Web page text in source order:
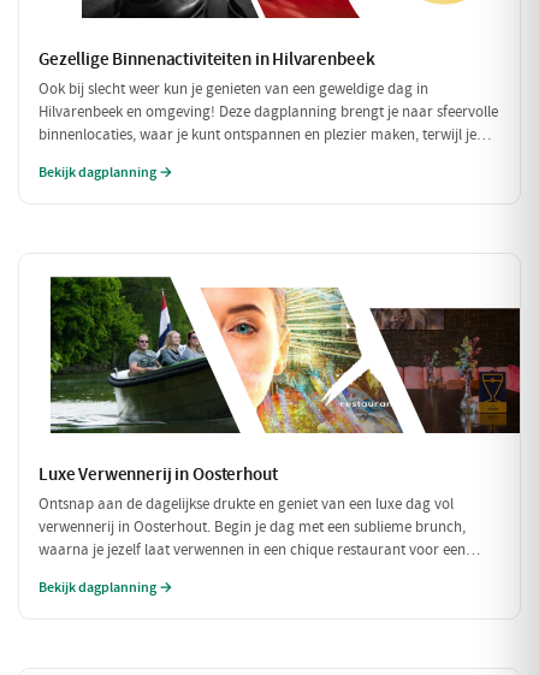
Gezellige Binnenactiviteiten in Hilvarenbeek
Ook bij slecht weer kun je genieten van een geweldige dag in
Hilvarenbeek en omgeving! Deze dagplanning brengt je naar sfeervolle
binnenlocaties, waar je kunt ontspannen en plezier maken, terwijl je
vrienden of familie!
Bekijk dagplanning →
Luxe Verwennerij in Oosterhout
Ontsnap aan de dagelijkse drukte en geniet van een luxe dag vol
verwennerij in Oosterhout. Begin je dag met een sublieme brunch,
waarna je jezelf laat verwennen in een chique restaurant voor een
weg met een bezoek aan een exclusieve wellness. Een dag om nooit te
Bekijk dagplanning →